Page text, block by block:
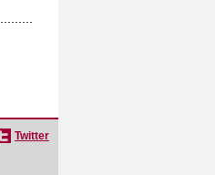
Twitter